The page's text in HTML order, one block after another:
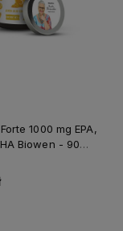
1000 mg EPA,
Biowen - 90